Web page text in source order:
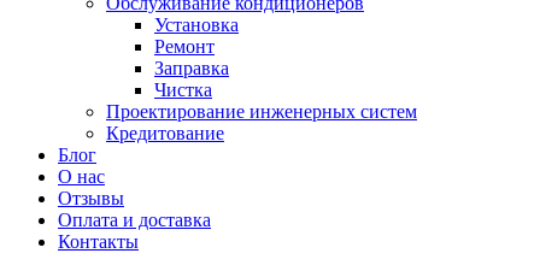
Установка
Ремонт
Заправка
Чистка
Проектирование инженерных систем
Кредитование
Блог
О нас
Отзывы
Оплата и доставка
Контакты